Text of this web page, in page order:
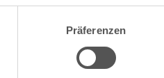
Präferenzen